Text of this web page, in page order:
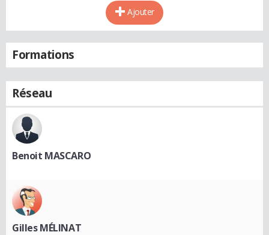
Ajouter
Formations
Réseau
Benoit MASCARO
Gilles MÉLINAT